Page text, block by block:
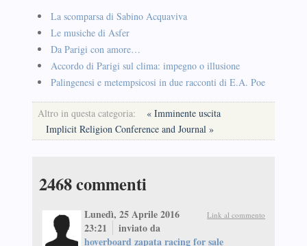
La scomparsa di Sabino Acquaviva
Le musiche di Asfer
Da Parigi con amore…
Accordo di Parigi sul clima: impegno o illusione
Palingenesi e metempsicosi in due racconti di E.A. Poe
Altro in questa categoria:
« Imminente uscita
Implicit Religion Conference and Journal »
2468commenti
Link al commento
Lunedì, 25 Aprile 2016
23:21
inviato da
hoverboard zapata racing for sale